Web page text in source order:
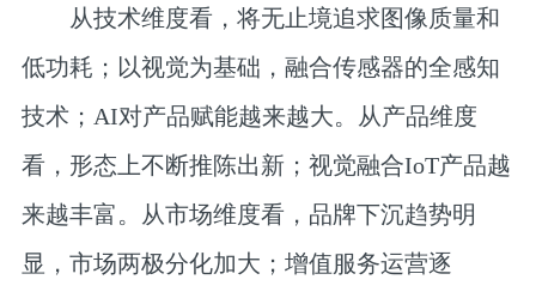
从技术维度看，将无止境追求图像质量和
低功耗；以视觉为基础，融合传感器的全感知
技术；AI对产品赋能越来越大。从产品维度
看，形态上不断推陈出新；视觉融合IoT产品越
来越丰富。从市场维度看，品牌下沉趋势明
显，市场两极分化加大；增值服务运营逐